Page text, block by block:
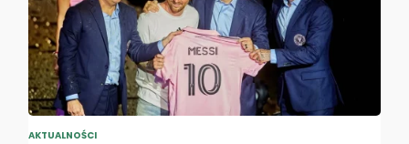
AKTUALNOŚCI